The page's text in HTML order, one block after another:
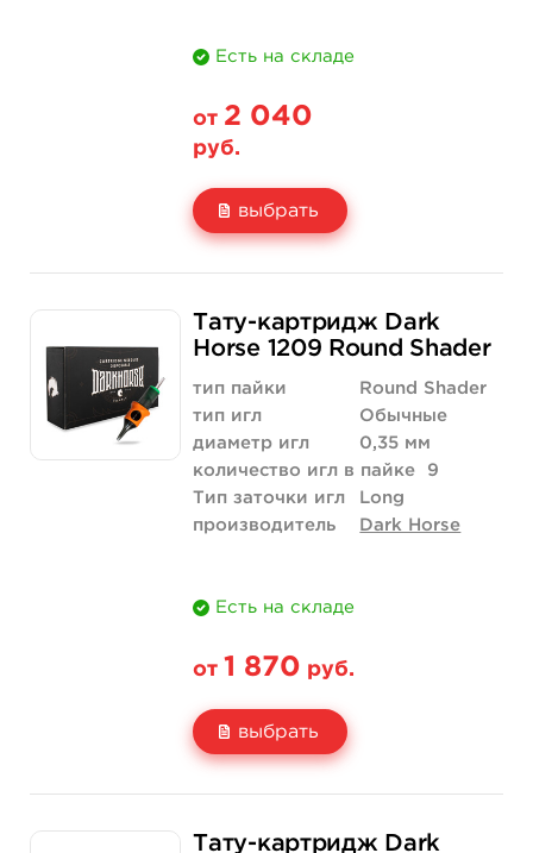
Есть на складе
от 2 040
руб.
выбрать
Количество
2 040 руб.
купить
Тату-картридж Dark
Horse 1209 Round Shader
тип пайки
Round Shader
тип игл
Обычные
диаметр игл
0,35 мм
количество игл в пайке
9
Тип заточки игл
Long
производитель
Dark Horse
Есть на складе
от 1 870 руб.
выбрать
Тату-картридж Dark